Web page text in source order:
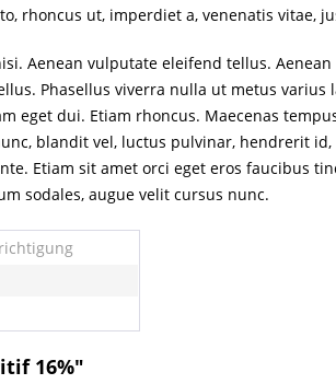
rhoncus ut, imperdiet a, venenatis vitae,
Aenean vulputate eleifend tellus.
Phasellus viverra nulla ut metus
eget dui. Etiam rhoncus. Maecenas
blandit vel, luctus pulvinar, hendrerit
Etiam sit amet orci eget eros faucibus
sodales, augue velit cursus nunc.
16%"